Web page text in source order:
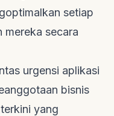
setiap
mereka secara
urgensi aplikasi
bisnis
yang